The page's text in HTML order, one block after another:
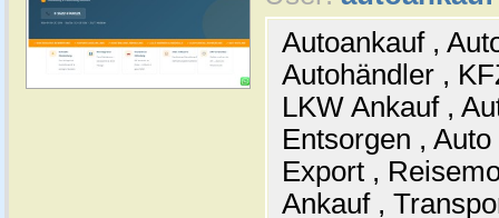
Autoankauf ,
Autohändler ,
LKW Ankauf ,
Entsorgen ,
Export ,
Ankauf ,